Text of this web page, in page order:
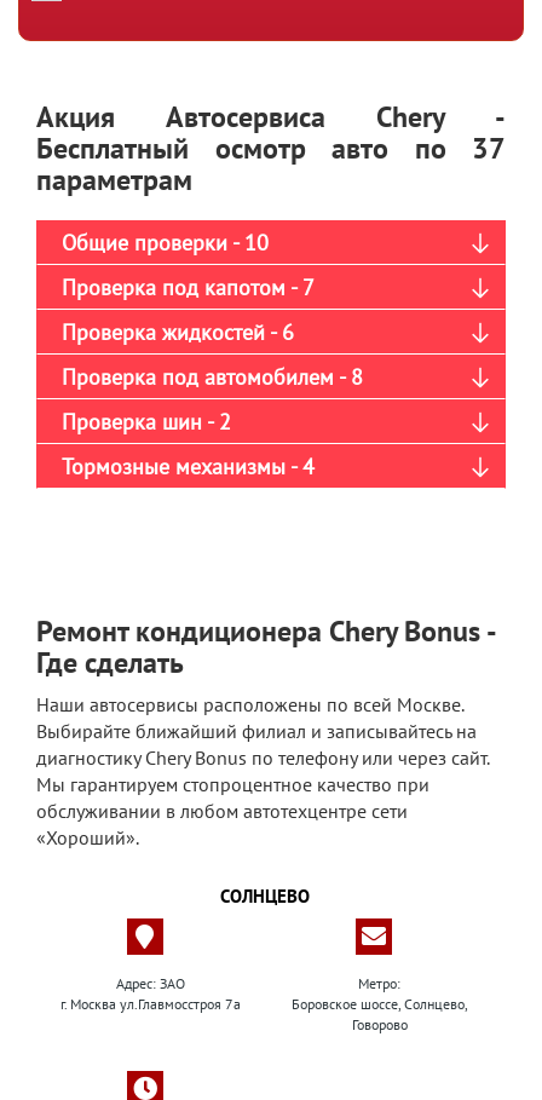
Акция Автосервиса Chery -
Бесплатный осмотр авто по 37
параметрам
Общие проверки - 10
Проверка под капотом - 7
Проверка жидкостей - 6
Проверка под автомобилем - 8
Проверка шин - 2
Тормозные механизмы - 4
Ремонт кондиционера Chery Bonus -
Где сделать
Наши автосервисы расположены по всей Москве.
Выбирайте ближайший филиал и записывайтесь на
диагностику Chery Bonus по телефону или через сайт.
Мы гарантируем стопроцентное качество при
обслуживании в любом автотехцентре сети
«Хороший».
СОЛНЦЕВО
Адрес: ЗАО
г. Москва ул.Главмосстроя 7а
Метро:
Боровское шоссе, Солнцево,
Говорово